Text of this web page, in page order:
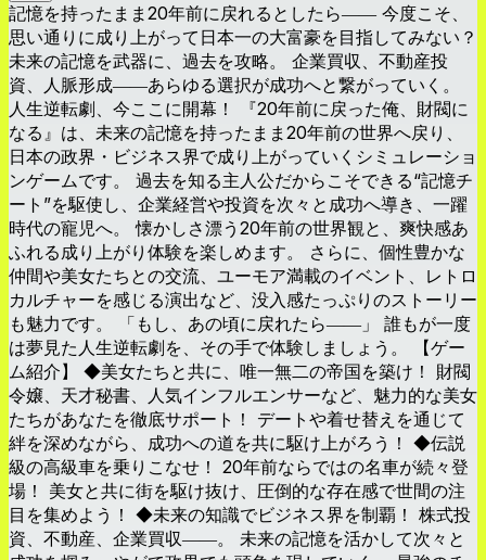
記憶を持ったまま20年前に戻れるとしたら―― 今度こそ、
思い通りに成り上がって日本一の大富豪を目指してみない？
未来の記憶を武器に、過去を攻略。 企業買収、不動産投
資、人脈形成――あらゆる選択が成功へと繋がっていく。
人生逆転劇、今ここに開幕！ 『20年前に戻った俺、財閥に
なる』は、未来の記憶を持ったまま20年前の世界へ戻り、
日本の政界・ビジネス界で成り上がっていくシミュレーショ
ンゲームです。 過去を知る主人公だからこそできる“記憶チ
ート”を駆使し、企業経営や投資を次々と成功へ導き、一躍
時代の寵児へ。 懐かしさ漂う20年前の世界観と、爽快感あ
ふれる成り上がり体験を楽しめます。 さらに、個性豊かな
仲間や美女たちとの交流、ユーモア満載のイベント、レトロ
カルチャーを感じる演出など、没入感たっぷりのストーリー
も魅力です。 「もし、あの頃に戻れたら――」 誰もが一度
は夢見た人生逆転劇を、その手で体験しましょう。 【ゲー
ム紹介】 ◆美女たちと共に、唯一無二の帝国を築け！ 財閥
令嬢、天才秘書、人気インフルエンサーなど、魅力的な美女
たちがあなたを徹底サポート！ デートや着せ替えを通じて
絆を深めながら、成功への道を共に駆け上がろう！ ◆伝説
級の高級車を乗りこなせ！ 20年前ならではの名車が続々登
場！ 美女と共に街を駆け抜け、圧倒的な存在感で世間の注
目を集めよう！ ◆未来の知識でビジネス界を制覇！ 株式投
資、不動産、企業買収――。 未来の記憶を活かして次々と